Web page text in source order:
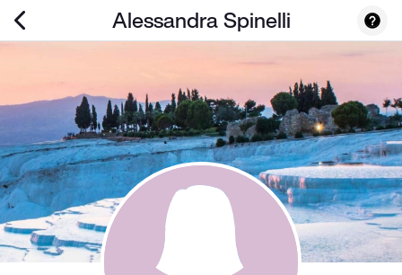
Alessandra Spinelli